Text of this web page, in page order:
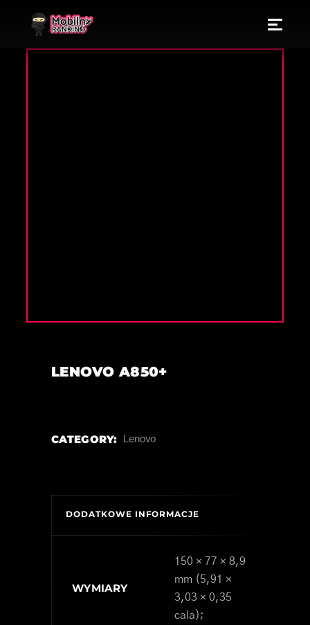
LENOVO A850+
CATEGORY: Lenovo
DODATKOWE INFORMACJE
WYMIARY
150 × 77 × 8,9
mm (5,91 ×
3,03 × 0,35
cala);